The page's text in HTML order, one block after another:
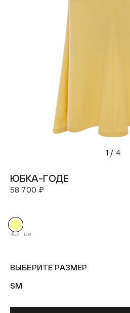
1 / 4
ЮБКА-ГОДЕ
58 700 ₽
Жёлтый
ВЫБЕРИТЕ РАЗМЕР
SM